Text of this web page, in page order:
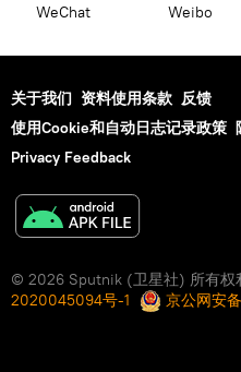
WeChat Weibo
关于我们 资料使用条款 反馈
使用Cookie和自动日志记录政策
Privacy Feedback
© 2026 Sputnik (卫星社) 所有权
2020045094号-1
京公网安